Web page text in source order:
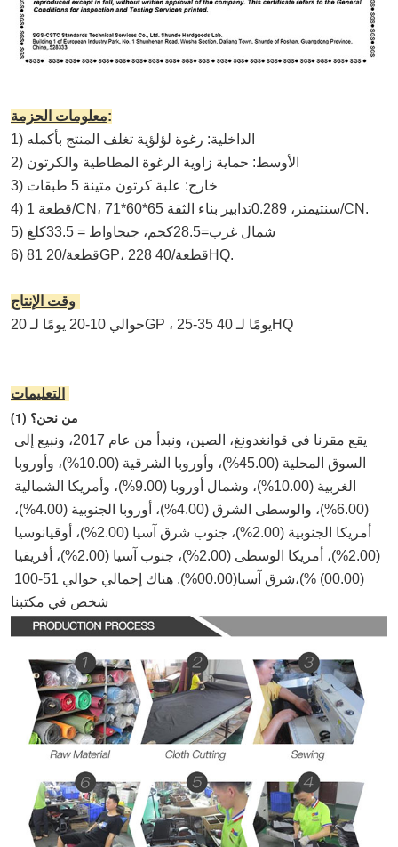
معلومات الحزمة:
1) الداخلية: رغوة لؤلؤية تغلف المنتج بأكمله
2) الأوسط: حماية زاوية الرغوة المطاطية والكرتون
3) خارج: علبة كرتون متينة 5 طبقات
4) 1 قطعة/CN، 71*60*65 سنتيمتر، 0.2 89
تدابير بناء الثقة/CN.
5) شمال غرب=28.5كجم، جيجاواط = 3 3.5 كلغ
6) 81 قطعة/20GP، 228 قطعة/40HQ.
وقت الإنتاج
حوالي 10-20 يومًا لـ 20GP ، 25-35 يومًا لـ 40HQ
(1) من نحن؟